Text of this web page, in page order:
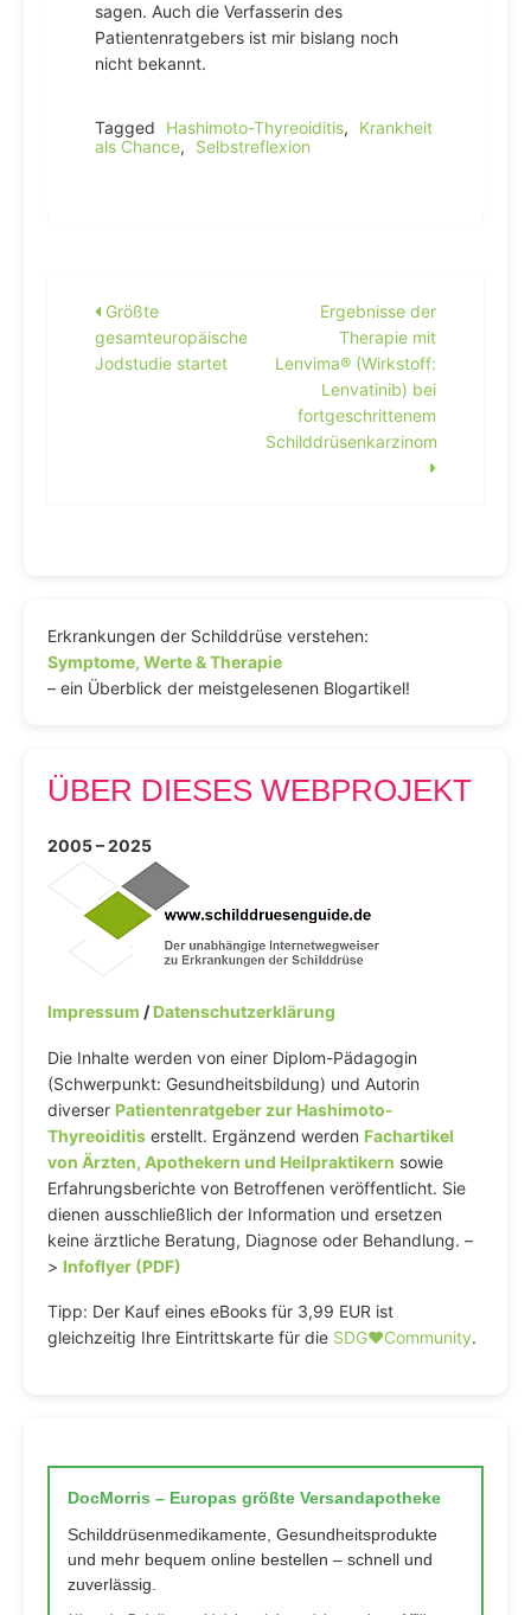
sagen. Auch die Verfasserin des
Patientenratgebers ist mir bislang noch
nicht bekannt.
Tagged Hashimoto-Thyreoiditis,
Krankheit
als Chance, Selbstreflexion
Beitragsnavigation
Größte
gesamteuropäische
Jodstudie startet
Ergebnisse der
Therapie mit
Lenvima® (Wirkstoff:
Lenvatinib) bei
fortgeschrittenem
Schilddrüsenkarzinom
Erkrankungen der Schilddrüse verstehen:
Symptome, Werte & Therapie
– ein Überblick der meistgelesenen Blogartikel!
ÜBER DIESES WEBPROJEKT
2005 – 2025
Impressum /Datenschutzerklärung
Die Inhalte werden von einer Diplom-Pädagogin
(Schwerpunkt: Gesundheitsbildung) und Autorin
diverser Patientenratgeber zur Hashimoto-
Thyreoiditis erstellt. Ergänzend werden Fachartikel
von Ärzten, Apothekern und Heilpraktikern sowie
Erfahrungsberichte von Betroffenen veröffentlicht. Sie
dienen ausschließlich der Information und ersetzen
keine ärztliche Beratung, Diagnose oder Behandlung. –
> Infoflyer (PDF)
Tipp: Der Kauf eines eBooks für 3,99 EUR ist
gleichzeitig Ihre Eintrittskarte für die SDG♥️Community.
DocMorris – Europas größte Versandapotheke
Schilddrüsenmedikamente, Gesundheitsprodukte
und mehr bequem online bestellen – schnell und
zuverlässig.